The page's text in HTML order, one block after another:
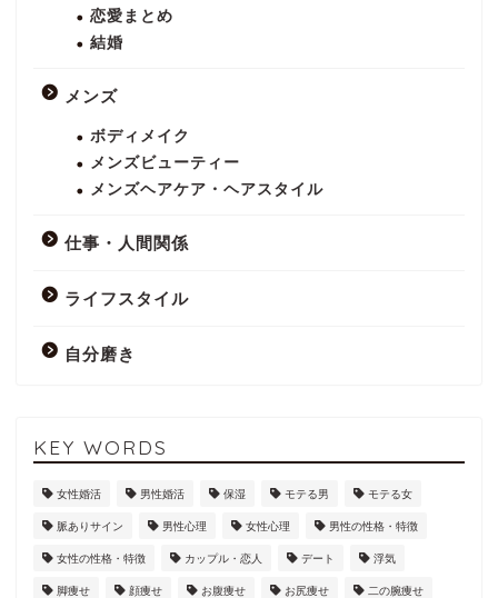
恋愛まとめ
結婚
メンズ
ボディメイク
メンズビューティー
メンズヘアケア・ヘアスタイル
仕事・人間関係
ライフスタイル
自分磨き
KEY WORDS
女性婚活 男性婚活 保湿 モテる男 モテる女
脈ありサイン 男性心理 女性心理 男性の性格・特徴
女性の性格・特徴 カップル・恋人 デート 浮気
脚痩せ 顔痩せ お腹痩せ お尻痩せ 二の腕痩せ